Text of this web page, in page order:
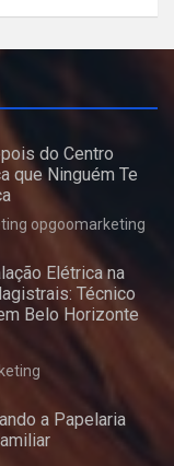
do Centro
que Ninguém Te
opgoomarketing
Elétrica na
Técnico
Belo Horizonte
a Papelaria